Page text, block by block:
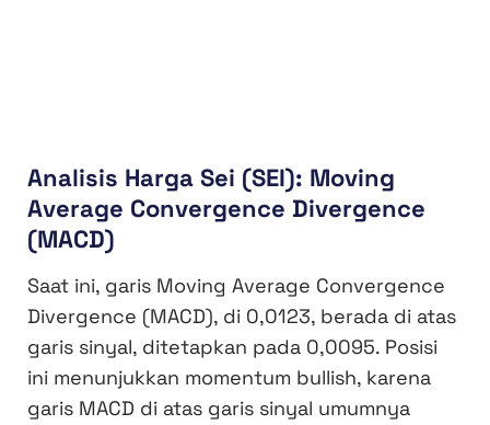
Analisis Harga Sei (SEI): Moving
Average Convergence Divergence
(MACD)
Saat ini, garis Moving Average Convergence
Divergence (MACD), di 0,0123, berada di atas
garis sinyal, ditetapkan pada 0,0095. Posisi
ini menunjukkan momentum bullish, karena
garis MACD di atas garis sinyal umumnya